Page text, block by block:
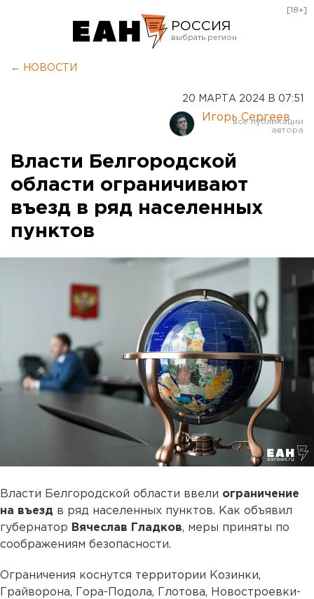
РОССИЯ
Курган
Оренбург
[18+]
← НОВОСТИ
20 МАРТА 2024 В 07:51
Игорь Сергеев
Власти Белгородской
области ограничивают
въезд в ряд населенных
пунктов
Власти Белгородской области ввели ограничение
на въезд в ряд населенных пунктов. Как объявил
губернатор Вячеслав Гладков, меры приняты по
соображениям безопасности.
Ограничения коснутся территории Козинки,
Грайворона, Гора-Подола, Глотова, Новостроевки-